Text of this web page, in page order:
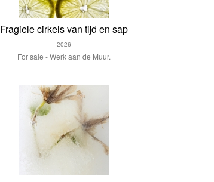
Fragiele cirkels van tijd en sap
2026
For sale - Werk aan de Muur.